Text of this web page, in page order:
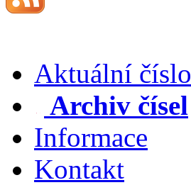
Aktuální číslo
Archiv čísel
Informace
Kontakt